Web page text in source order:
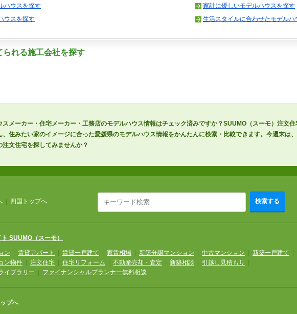
ハウスを探す
ウスを探す
家計に優しいモデルハウスを探す
生活スタイルに合わせたモデルハ
られる施工会社を探す
スメーカー・住宅メーカー・工務店のモデルハウス情報はチェック済みですか？SUUMO（スーモ）注文住
、住みたい家のイメージに合った愛媛県のモデルハウス情報をかんたんに検索・比較できます。今週末は
注文住宅を探してみませんか？
四国トップへ 検索する
SUUMO（スーモ）
ン 賃貸アパート 賃貸一戸建て 家賃相場 新築分譲マンション 中古マンション 新築一戸建て
ン物件 注文住宅 住宅リフォーム 不動産売却・査定 新築相談 引越し見積もり
イブラリー ファイナンシャルプランナー無料相談
プへ